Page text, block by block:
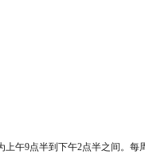
午9点半到下午2点半之间。每